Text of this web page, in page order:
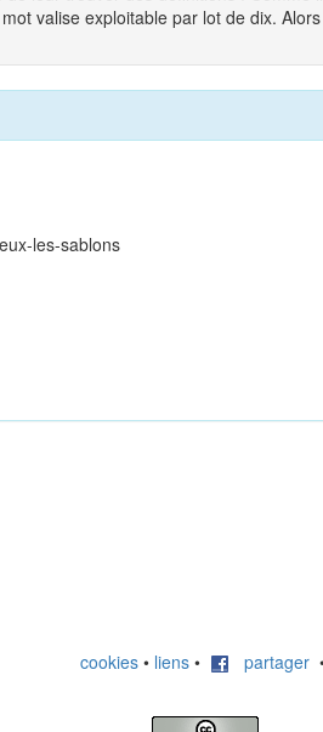
valise exploitable par lot de dix.
les-sablons
cookies • liens • partager